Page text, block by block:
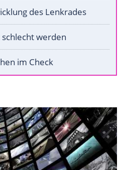
des Lenkrades
werden
im Check